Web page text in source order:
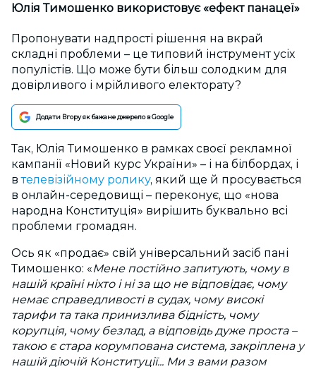
Юлія Тимошенко використовує «ефект панацеї»
Пропонувати надпрості рішення на вкрай
складні проблеми – це типовий інструмент усіх
популістів. Що може бути більш солодким для
довірливого і мрійливого електорату?
Додати Вгору як бажане джерело в Google
Так, Юлія Тимошенко в рамках своєї рекламної
кампанії «Новий курс України» – і на білбордах, і
втелевізійному ролику, який ще й просувається
в онлайн-середовищі – переконує, що «нова
народна Конституція» вирішить буквально всі
проблеми громадян.
Ось як «продає» свій універсальний засіб пані
Тимошенко: «Мене постійно запитують, чому в
нашій країні ніхто і ні за що не відповідає, чому
немає справедливості в судах, чому високі
тарифи та така принизлива бідність, чому
корупція, чому безлад, а відповідь дуже проста –
такою є стара корумпована система, закріплена у
нашій діючій Конституції... Ми з вами разом